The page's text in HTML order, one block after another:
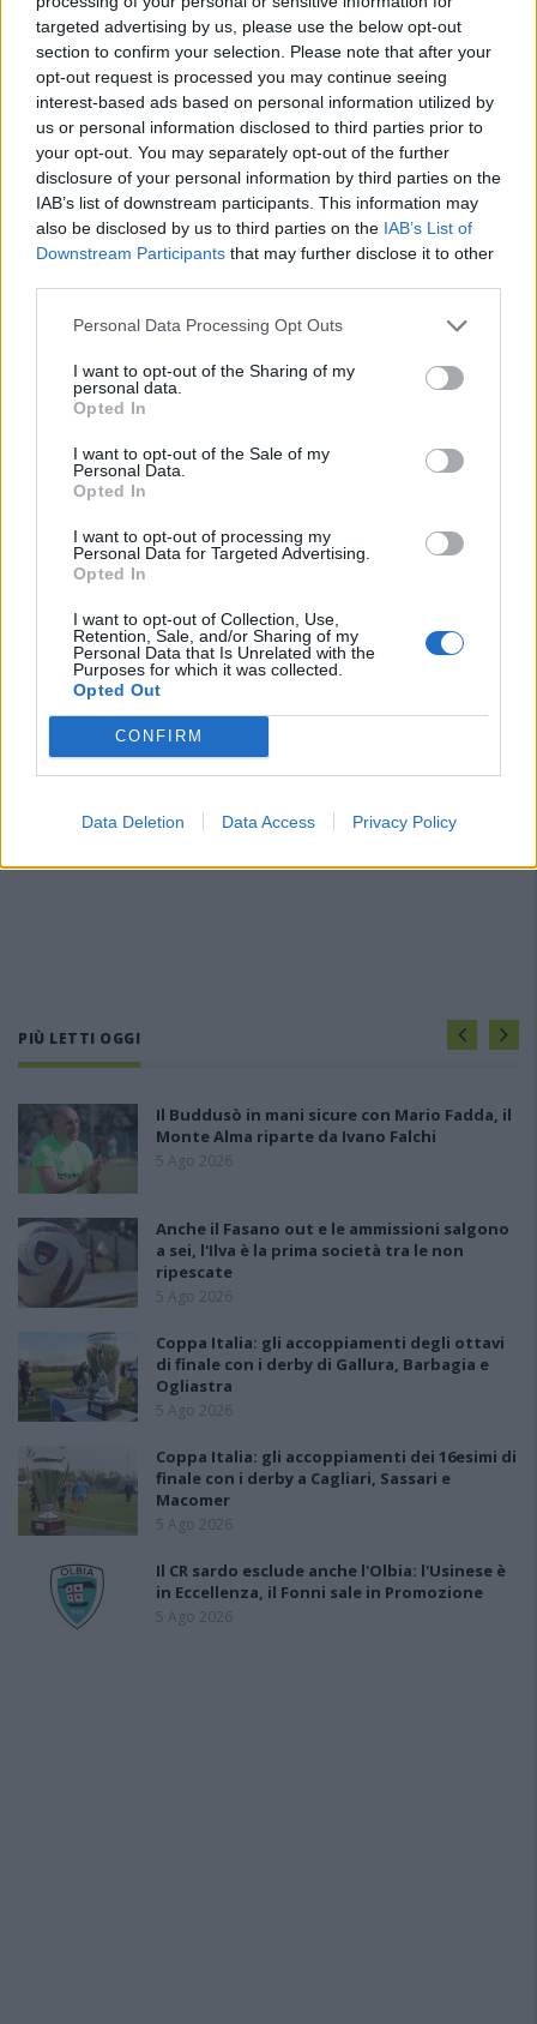
targeted advertising by us, please use the below opt-out
section to confirm your selection. Please note that after your
opt-out request is processed you may continue seeing
interest-based ads based on personal information utilized by
us or personal information disclosed to third parties prior to
your opt-out. You may separately opt-out of the further
disclosure of your personal information by third parties on the
IAB’s list of downstream participants. This information may
also be disclosed by us to third parties on the IAB’s List of
Downstream Participants that may further disclose it to other
Personal Data Processing Opt Outs
I want to opt-out of the Sharing of my
personal data.
Opted In
I want to opt-out of the Sale of my
Personal Data.
Opted In
I want to opt-out of processing my
Personal Data for Targeted Advertising.
Opted In
I want to opt-out of Collection, Use,
Retention, Sale, and/or Sharing of my
Personal Data that Is Unrelated with the
Purposes for which it was collected.
Opted Out
CONFIRM
Data Deletion Data Access Privacy Policy
Nuorese, parte la programmazione:
Francesco Cattide è il nuovo tecnico
29 Lug 2026
PIÙ LETTI OGGI
Il Buddusò in mani sicure con Mario Fadda, il
Monte Alma riparte da Ivano Falchi
5 Ago 2026
Anche il Fasano out e le ammissioni salgono
a sei, l'Ilva è la prima società tra le non
ripescate
5 Ago 2026
Coppa Italia: gli accoppiamenti degli ottavi
di finale con i derby di Gallura, Barbagia e
Ogliastra
5 Ago 2026
Coppa Italia: gli accoppiamenti dei 16esimi di
finale con i derby a Cagliari, Sassari e
Macomer
5 Ago 2026
Il CR sardo esclude anche l'Olbia: l'Usinese è
in Eccellenza, il Fonni sale in Promozione
5 Ago 2026